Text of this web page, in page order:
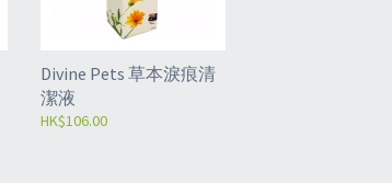
Divine Pets 草本淚痕清
潔液
HK$106.00